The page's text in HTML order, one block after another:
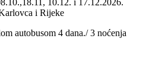
i Rijeke
autobusom 4 dana./ 3 noćenja